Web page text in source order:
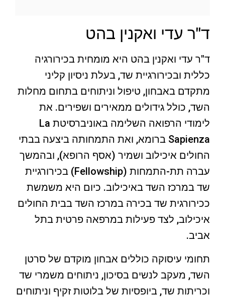
ד"ר עדי ואקנין בהט
ד"ר עדי ואקנין בהט היא מומחית בכירורגיה
כללית ובכירורגיית שד, בעלת ניסיון קליני
מתקדם באבחון, טיפול וניתוחים בתחום מחלות
השד, כולל גידולים ממאירים ושפירים. את
לימודי הרפואה השלימה באוניברסיטת La
Sapienza ברומא, ואת התמחותה ביצעה בבתי
החולים איכילוב ושמיר (אסף הרופא), ובהמשך
עברה תת-התמחות (Fellowship) בכירורגיית
שד במרכז השד באיכילוב. כיום היא משמשת
ככירורגית שד בכירה במרכז השד בבית החולים
איכילוב, לצד פעילות במרפאה פרטית בתל
אביב.
תחומי עיסוקה כוללים אבחון מוקדם של סרטן
השד, מעקב לנשים בסיכון, ניתוחים משמרי שד
וכריתות שד, ביופסיות של בלוטות זקיף וניתוחים